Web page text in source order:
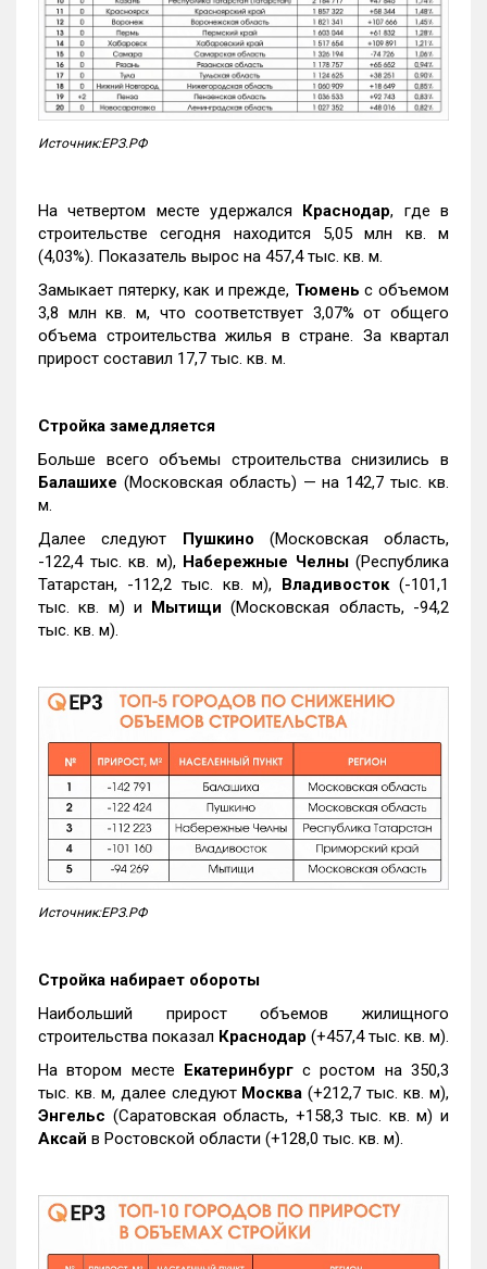
Источник:ЕРЗ.РФ
На четвертом месте удержался Краснодар, где в
строительстве сегодня находится 5,05 млн кв. м
(4,03%). Показатель вырос на 457,4 тыс. кв. м.
Замыкает пятерку, как и прежде, Тюмень с объемом
3,8 млн кв. м, что соответствует 3,07% от общего
объема строительства жилья в стране. За квартал
прирост составил 17,7 тыс. кв. м.
Стройка замедляется
Больше всего объемы строительства снизились в
Балашихе (Московская область) — на 142,7 тыс. кв.
м.
Далее следуют Пушкино (Московская область,
-122,4 тыс. кв. м), Набережные Челны(Республика
Татарстан, -112,2 тыс. кв. м), Владивосток(-101,1
тыс. кв. м) и Мытищи (Московская область, -94,2
тыс. кв. м).
Источник:ЕРЗ.РФ
Стройка набирает обороты
Наибольший прирост объемов жилищного
строительства показал Краснодар (+457,4 тыс. кв. м).
На втором месте Екатеринбургс ростом на 350,3
тыс. кв. м, далее следуют Москва (+212,7 тыс. кв. м),
Энгельс (Саратовская область, +158,3 тыс. кв. м) и
Аксай в Ростовской области (+128,0 тыс. кв. м).